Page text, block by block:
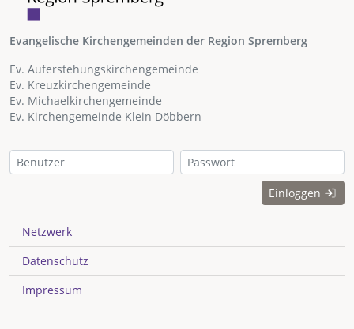
Evangelische Kirchengemeinden der Region Spremberg
Ev. Auferstehungskirchengemeinde
Ev. Kreuzkirchengemeinde
Ev. Michaelkirchengemeinde
Ev. Kirchengemeinde Klein Döbbern
Einloggen
Netzwerk
Datenschutz
Impressum